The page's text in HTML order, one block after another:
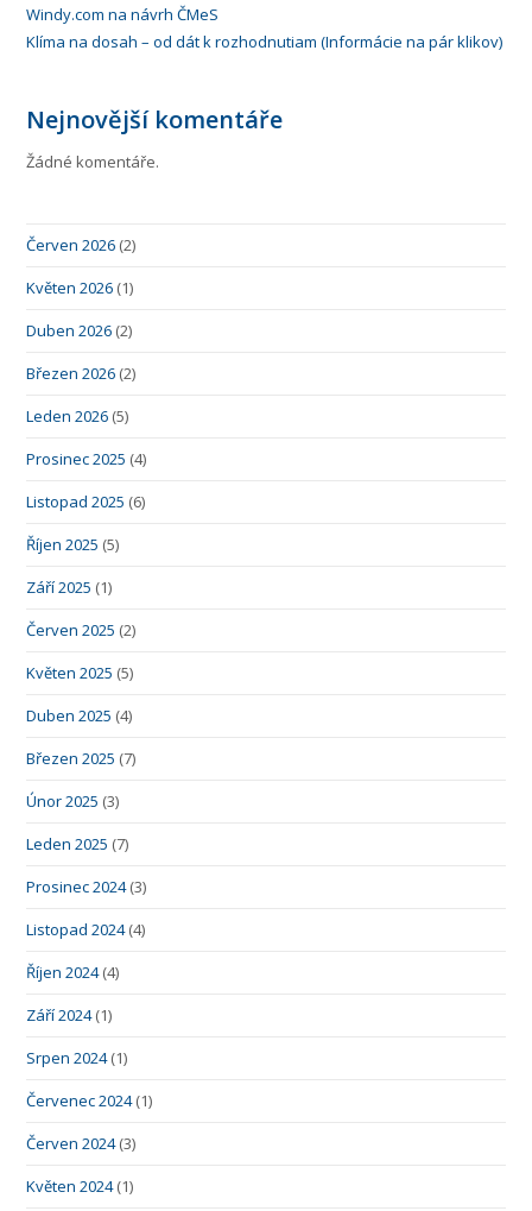
Windy.com na návrh ČMeS
Klíma na dosah – od dát k rozhodnutiam (Informácie na pár klikov)
Nejnovější komentáře
Žádné komentáře.
Červen 2026 (2)
Květen 2026 (1)
Duben 2026 (2)
Březen 2026 (2)
Leden 2026 (5)
Prosinec 2025 (4)
Listopad 2025 (6)
Říjen 2025 (5)
Září 2025 (1)
Červen 2025 (2)
Květen 2025 (5)
Duben 2025 (4)
Březen 2025 (7)
Únor 2025 (3)
Leden 2025 (7)
Prosinec 2024(3)
Listopad 2024(4)
Říjen 2024(4)
Září 2024(1)
Srpen 2024(1)
Červenec 2024(1)
Červen 2024(3)
Květen 2024(1)